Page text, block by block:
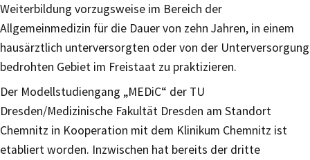
Weiterbildung vorzugsweise im Bereich der
Allgemeinmedizin für die Dauer von zehn Jahren, in einem
hausärztlich unterversorgten oder von der Unterversorgung
bedrohten Gebiet im Freistaat zu praktizieren.
Der Modellstudiengang „MEDiC“ der TU
Dresden/Medizinische Fakultät Dresden am Standort
Chemnitz in Kooperation mit dem Klinikum Chemnitz ist
etabliert worden. Inzwischen hat bereits der dritte